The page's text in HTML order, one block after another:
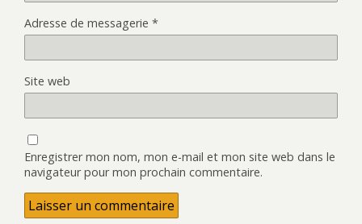
Adresse de messagerie *
Site web
Enregistrer mon nom, mon e-mail et mon site web dans le
navigateur pour mon prochain commentaire.